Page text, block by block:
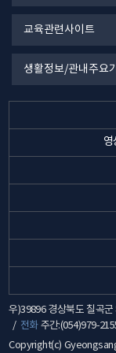
교육관련사이트
생활정보/관내주요
영
우)39896 경상북도 칠곡
전화주간:(054)979-
Copyright(c)